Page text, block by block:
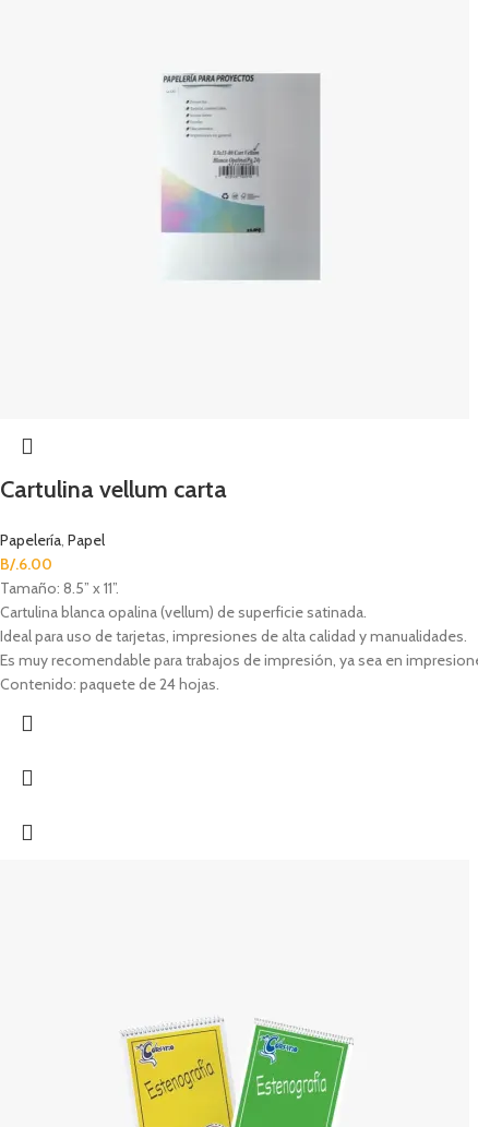
Cartulina vellum carta
Papelería, Papel
B/.6.00
Tamaño: 8.5” x 11”.
Cartulina blanca opalina (vellum) de superficie satinada.
Ideal para uso de tarjetas, impresiones de alta calidad y manualidades.
Es muy recomendable para trabajos de impresión, ya sea en
Contenido: paquete de 24 hojas.